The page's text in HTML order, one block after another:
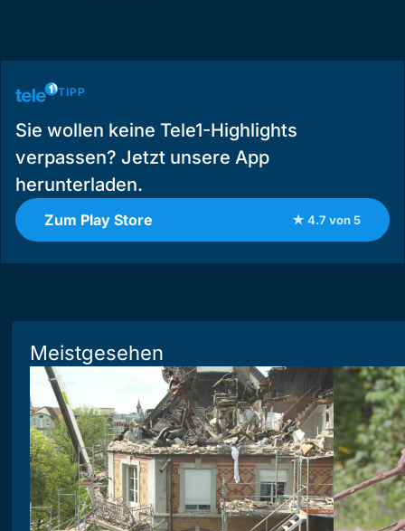
TIPP
Sie wollen keine Tele1-Highlights
verpassen? Jetzt unsere App
herunterladen.
Zum Play Store ★ 4.7 von 5
Meistgesehen